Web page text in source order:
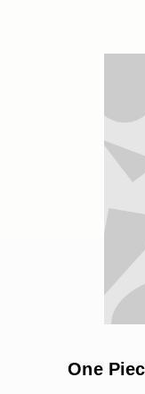
One